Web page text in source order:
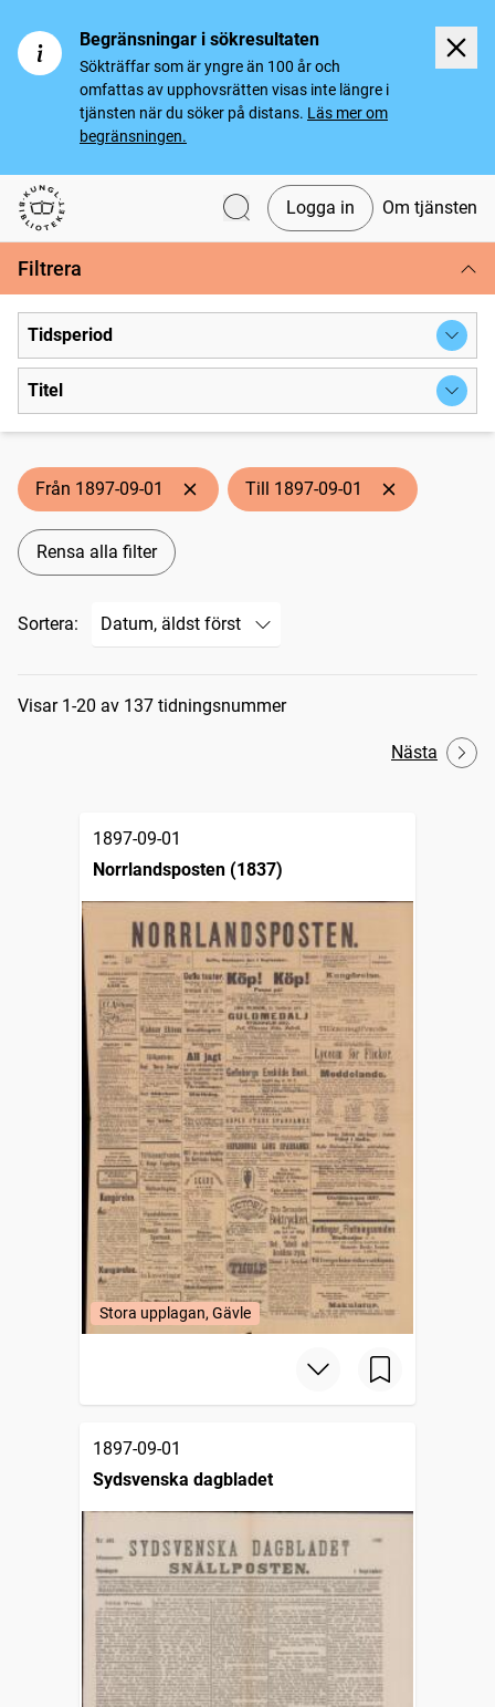
Begränsningar i sökresultaten
Sökträffar som är yngre än 100 år och
omfattas av upphovsrätten visas inte längre i
tjänsten när du söker på distans. Läs mer om
begränsningen.
Svenska tidningar
Logga in Om tjänsten
Filtrera
Tidsperiod
Titel
Från 1897-09-01 Till 1897-09-01
Rensa alla filter
Sortera:
Sökresultat
Visar 1-20 av 137 tidningsnummer
Nästa
1897-09-01
Norrlandsposten (1837)
Stora upplagan, Gävle
1897-09-01
Sydsvenska dagbladet